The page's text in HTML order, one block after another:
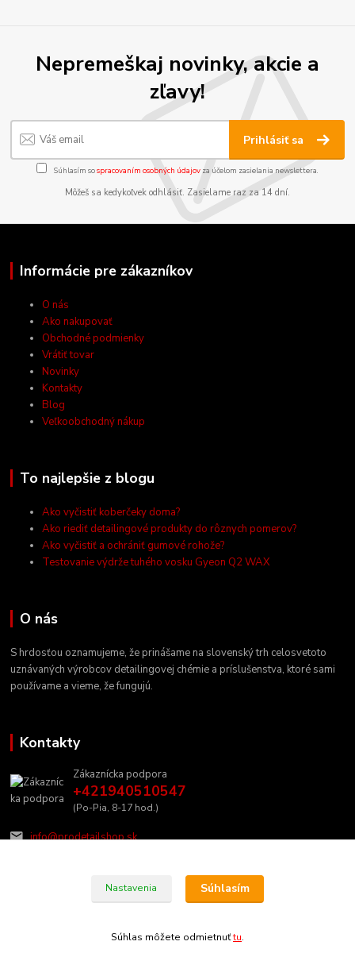
Nepremeškaj novinky, akcie a
zľavy!
Prihlásiť sa
Súhlasím sospracovaním osobných údajov za účelom zasielania newslettera.
Môžeš sa kedykoľvek odhlásiť. Zasielame raz za 14 dní.
Informácie pre zákazníkov
O nás
Ako nakupovať
Obchodné podmienky
Vrátiť tovar
Novinky
Kontakty
Blog
Veľkoobchodný nákup
To najlepšie z blogu
Ako vyčistiť koberčeky doma?
Ako riediť detailingové produkty do rôznych pomerov?
Ako vyčistiť a ochrániť gumové rohože?
Testovanie výdrže tuhého vosku Gyeon Q2 WAX
O nás
S hrdosťou oznamujeme, že prinášame na slovenský trh celosvetoto
uznávaných výrobcov detailingovej chémie a príslušenstva, ktoré sami
používame a vieme, že fungujú.
Kontakty
Zákaznícka podpora
+421940510547
(Po-Pia, 8-17 hod.)
info@prodetailshop.sk
Nastavenia Súhlasím
Súhlas môžete odmietnuťtu.